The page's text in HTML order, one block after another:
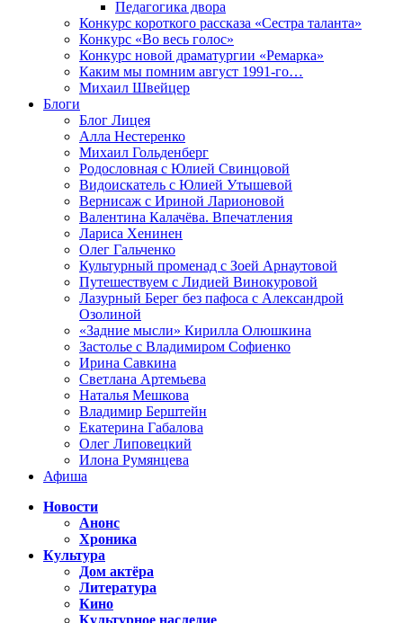
Педагогика двора
Конкурс короткого рассказа «Сестра таланта»
Конкурс «Во весь голос»
Конкурс новой драматургии «Ремарка»
Каким мы помним август 1991-го…
Михаил Швейцер
Блоги
Блог Лицея
Алла Нестеренко
Михаил Гольденберг
Родословная с Юлией Свинцовой
Видоискатель с Юлией Утышевой
Вернисаж с Ириной Ларионовой
Валентина Калачёва. Впечатления
Лариса Хенинен
Олег Гальченко
Культурный променад с Зоей Арнаутовой
Путешествуем с Лидией Винокуровой
Лазурный Берег без пафоса с Александрой
Озолиной
«Задние мысли» Кирилла Олюшкина
Застолье с Владимиром Софиенко
Ирина Савкина
Светлана Артемьева
Наталья Мешкова
Владимир Берштейн
Екатерина Габалова
Олег Липовецкий
Илона Румянцева
Афиша
Новости
Анонс
Хроника
Культура
Дом актёра
Литература
Кино